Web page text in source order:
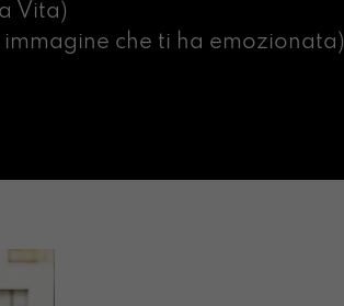
Vita)
che ti ha emozionata)